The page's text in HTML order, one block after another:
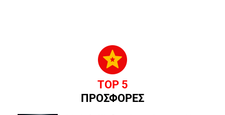
TOP 5
ΠΡΟΣΦΟΡΕΣ